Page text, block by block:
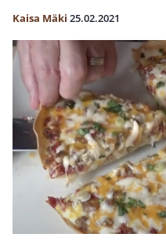
Kaisa Mäki 25.02.2021